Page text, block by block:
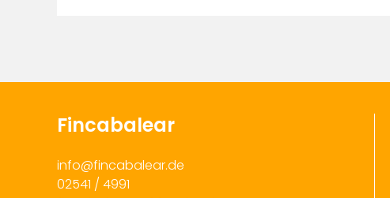
Fincabalear
info@fincabalear.de
02541 / 4991